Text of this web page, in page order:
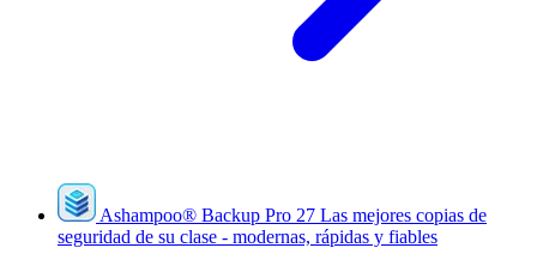
Ashampoo® Backup Pro 27 Las mejores copias de
seguridad de su clase - modernas, rápidas y fiables